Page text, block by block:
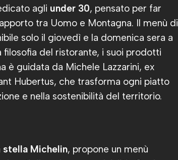
agli under 30, pensato per far
tra Uomo e Montagna. Il menù di
solo il giovedì e la domenica sera a
del ristorante, i suoi prodotti
è guidata da Michele Lazzarini, ex
Hubertus, che trasforma ogni piatto
e nella sostenibilità del territorio.
stella Michelin, propone un menù